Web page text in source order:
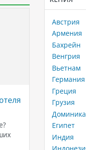
Отели в
акул:
вашего
Хургада,
Красного
Австрия
Армения
Бахрейн
Венгрия
Вьетнам
Германия
Греция
Грузия
Египет
Индия